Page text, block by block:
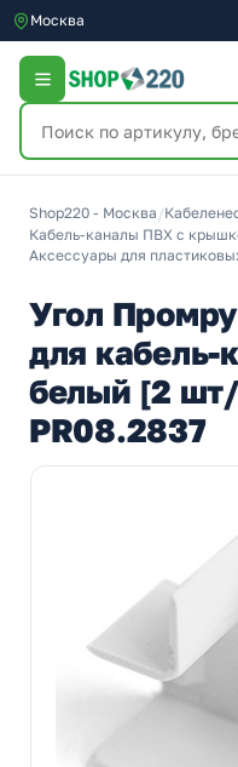
Москва
Shop220 - Москва /
Кабель-каналы ПВХ с
Аксессуары для
Угол
для кабель-
белый [2
PR08.2837